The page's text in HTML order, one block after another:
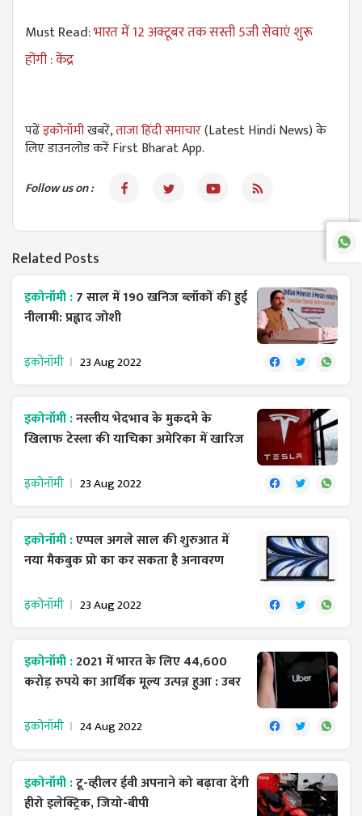
Must Read:भारत में 12 अक्टूबर तक सस्ती 5जी सेवाएं शुरू
होंगी : केंद्र
पढेंइकोनॉमीखबरें,ताजा हिंदी समाचार(Latest Hindi News) के
लिए डाउनलोड करें First Bharat App.
Follow us on :
Related Posts
इकोनॉमी :7 साल में 190 खनिज ब्लॉकों की हुई
नीलामी: प्रह्लाद जोशी
इकोनॉमी 23 Aug 2022
इकोनॉमी :नस्लीय भेदभाव के मुकदमे के
खिलाफ टेस्ला की याचिका अमेरिका में खारिज
इकोनॉमी 23 Aug 2022
इकोनॉमी :एप्पल अगले साल की शुरुआत में
नया मैकबुक प्रो का कर सकता है अनावरण
इकोनॉमी 23 Aug 2022
इकोनॉमी :2021 में भारत के लिए 44,600
करोड़ रुपये का आर्थिक मूल्य उत्पन्न हुआ : उबर
इकोनॉमी 24 Aug 2022
इकोनॉमी :टू-व्हीलर ईवी अपनाने को बढ़ावा देंगी
हीरो इलेक्ट्रिक, जियो-बीपी